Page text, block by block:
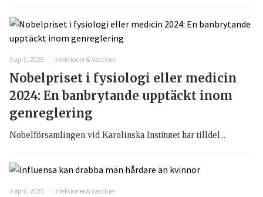
3 april, 2025 Infektioner & Vacciner
Nobelpriset i fysiologi eller medicin
2024: En banbrytande upptäckt inom
genreglering
Nobelförsamlingen vid Karolinska Institutet har tilldel...
3 april, 2025 Infektioner & Vacciner